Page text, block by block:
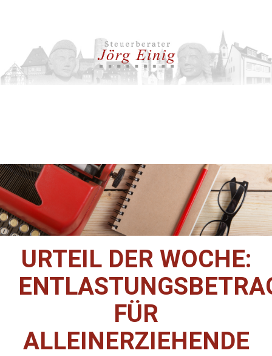
URTEIL DER WOCHE:
FÜR
ALLEINERZIEHENDE